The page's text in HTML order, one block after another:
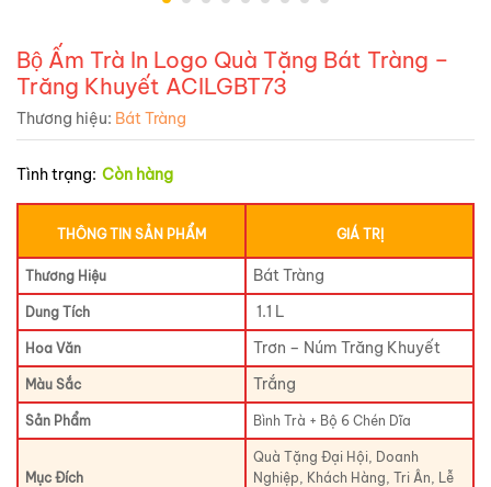
Bộ Ấm Trà In Logo Quà Tặng Bát Tràng –
Trăng Khuyết ACILGBT73
Thương hiệu: Bát Tràng
Tình trạng: Còn hàng
THÔNG TIN SẢN PHẨM GIÁ TRỊ
Thương Hiệu Bát Tràng
Dung Tích 1.1 L
Hoa Văn Trơn – Núm Trăng Khuyết
Màu Sắc Trắng
Sản Phẩm Bình Trà + Bộ 6 Chén Dĩa
Mục Đích
Quà Tặng Đại Hội, Doanh
Nghiệp, Khách Hàng, Tri Ân, Lễ